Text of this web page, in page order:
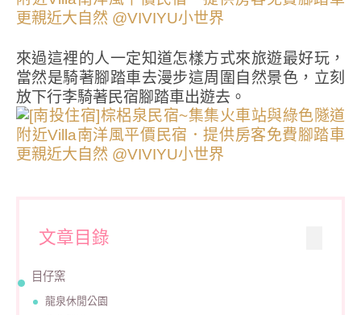
來過這裡的人一定知道怎樣方式來旅遊最好玩，
當然是騎著腳踏車去漫步這周圍自然景色，立刻
放下行李騎著民宿腳踏車出遊去。
文章目錄
目仔窯
龍泉休閒公園